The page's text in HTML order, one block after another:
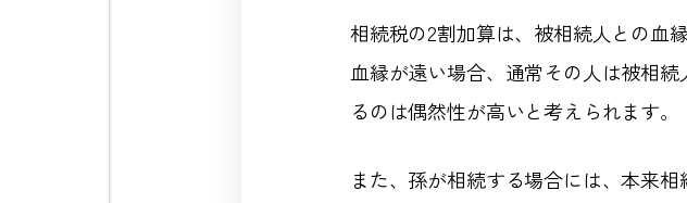
相続税の2割加算は、被相続人との血
血縁が遠い場合、通常その人は被相
るのは偶然性が高いと考えられます。
また、孫が相続する場合には、本来